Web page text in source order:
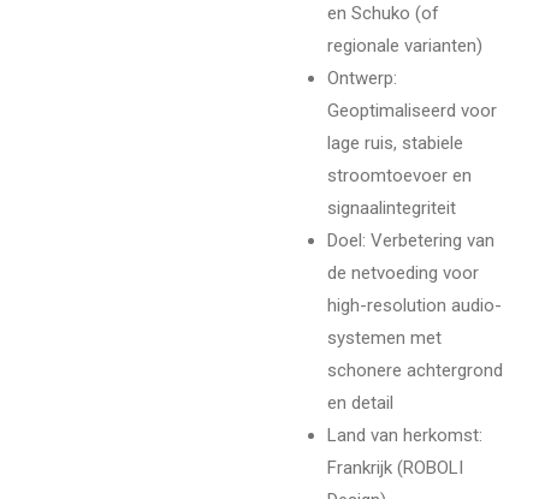
en Schuko (of
regionale varianten)
Ontwerp:
Geoptimaliseerd voor
lage ruis, stabiele
stroomtoevoer en
signaalintegriteit
Doel: Verbetering van
de netvoeding voor
high-resolution audio-
systemen met
schonere achtergrond
en detail
Land van herkomst:
Frankrijk (ROBOLI